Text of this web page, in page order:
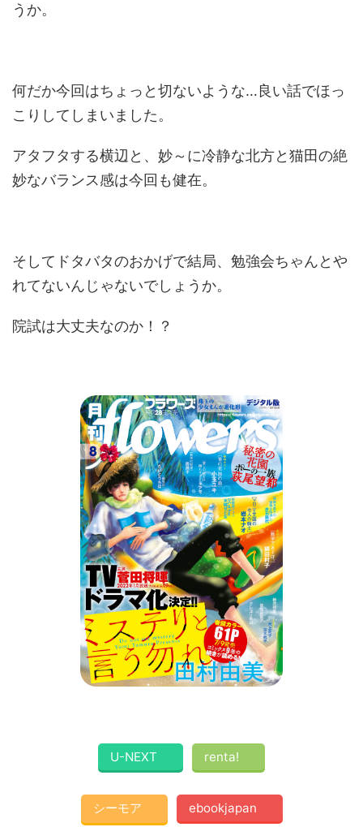
うか。
何だか今回はちょっと切ないような…良い話でほっ
こりしてしまいました。
アタフタする横辺と、妙～に冷静な北方と猫田の絶
妙なバランス感は今回も健在。
そしてドタバタのおかげで結局、勉強会ちゃんとや
れてないんじゃないでしょうか。
院試は大丈夫なのか！？
U-NEXT renta!
シーモア ebookjapan